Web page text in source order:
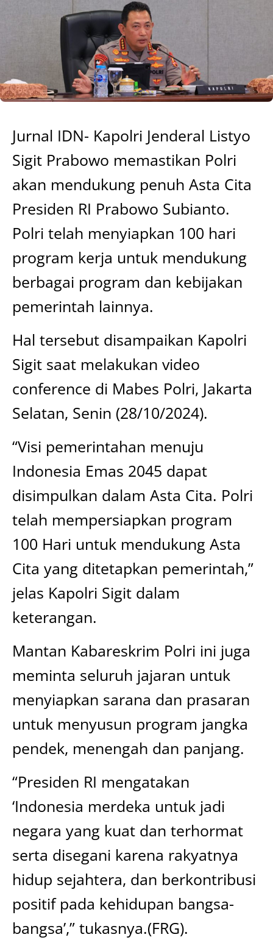
Jurnal IDN- Kapolri Jenderal Listyo
Sigit Prabowo memastikan Polri
akan mendukung penuh Asta Cita
Presiden RI Prabowo Subianto.
Polri telah menyiapkan 100 hari
program kerja untuk mendukung
berbagai program dan kebijakan
pemerintah lainnya.
Hal tersebut disampaikan Kapolri
Sigit saat melakukan video
conference di Mabes Polri, Jakarta
Selatan, Senin (28/10/2024).
“Visi pemerintahan menuju
Indonesia Emas 2045 dapat
disimpulkan dalam Asta Cita. Polri
telah mempersiapkan program
100 Hari untuk mendukung Asta
Cita yang ditetapkan pemerintah,”
jelas Kapolri Sigit dalam
keterangan.
Mantan Kabareskrim Polri ini juga
meminta seluruh jajaran untuk
menyiapkan sarana dan prasaran
untuk menyusun program jangka
pendek, menengah dan panjang.
“Presiden RI mengatakan
‘Indonesia merdeka untuk jadi
negara yang kuat dan terhormat
serta disegani karena rakyatnya
hidup sejahtera, dan berkontribusi
positif pada kehidupan bangsa-
bangsa’,” tukasnya.(FRG).